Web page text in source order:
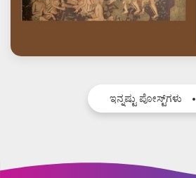
ಇನ್ನಷ್ಟು ಪೋಸ್ಟ್‌ಗಳು